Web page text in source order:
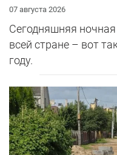
07 августа 2026
Сегодняшняя
всей стране – вот
году.